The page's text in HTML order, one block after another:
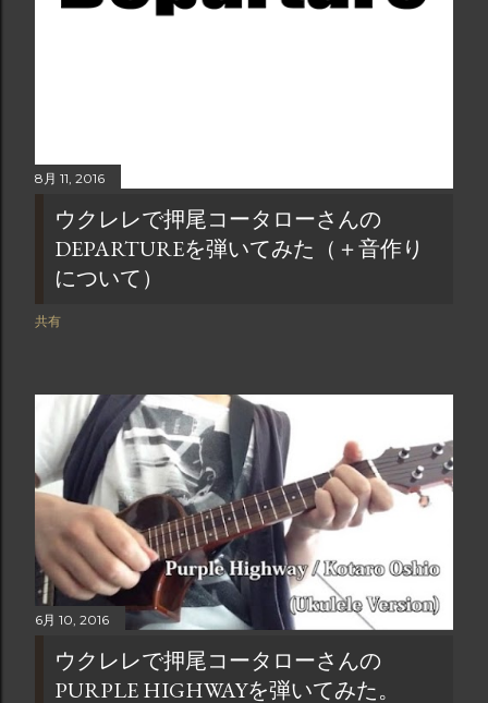
8月 11, 2016
ウクレレで押尾コータローさんの
DEPARTUREを弾いてみた（＋音作り
について）
共有
6月 10, 2016
ウクレレで押尾コータローさんの
PURPLE HIGHWAYを弾いてみた。